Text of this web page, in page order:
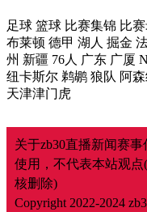
足球 篮球 比赛集锦 比
布莱顿 德甲 湖人 掘金
州 新疆 76人 广东 广厦
纽卡斯尔 鹈鹕 狼队 阿
天津津门虎
关于zb30直播新闻赛
使用，不代表本站观
核删除)
Copyright 2022-2024